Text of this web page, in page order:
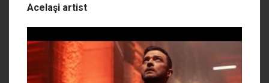
Acelaşi artist